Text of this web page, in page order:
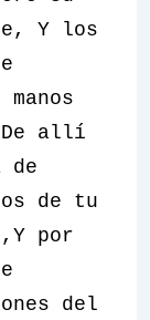
Y los
allí
de
de tu
por
del